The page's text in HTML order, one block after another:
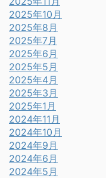
2025年10月
2025年8月
2025年7月
2025年6月
2025年5月
2025年4月
2025年3月
2025年1月
2024年11月
2024年10月
2024年9月
2024年6月
2024年5月